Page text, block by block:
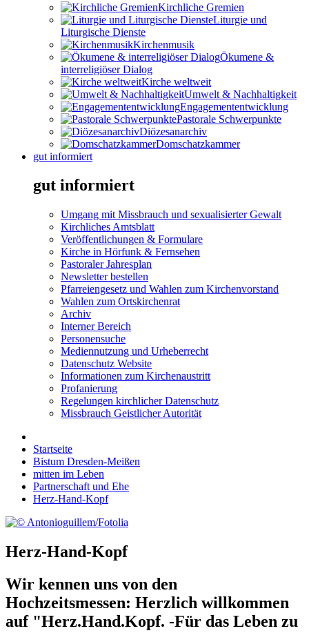
Kirchliche Gremien
Liturgie und
Liturgische Dienste
Kirchenmusik
Ökumene &
interreligiöser Dialog
Kirche weltweit
Umwelt & Nachhaltigkeit
Engagemententwicklung
Pastorale Schwerpunkte
Diözesanarchiv
Domschatzkammer
gut informiert
gut informiert
Umgang mit Missbrauch und sexualisierter Gewalt
Kirchliches Amtsblatt
Veröffentlichungen & Formulare
Kirche in Hörfunk & Fernsehen
Pastoraler Jahresplan
Newsletter bestellen
Pfarreiengesetz und Wahlen zum Kirchenvorstand
Wahlen zum Ortskirchenrat
Archiv
Interner Bereich
Personensuche
Mediennutzung und Urheberrecht
Datenschutz Website
Informationen zum Kirchenaustritt
Profanierung
Regelungen kirchlicher Datenschutz
Missbrauch Geistlicher Autorität
Startseite
Bistum Dresden-Meißen
mitten im Leben
Partnerschaft und Ehe
Herz-Hand-Kopf
Herz-Hand-Kopf
Wir kennen uns von den
Hochzeitsmessen: Herzlich willkommen
auf "Herz.Hand.Kopf. -Für das Leben zu